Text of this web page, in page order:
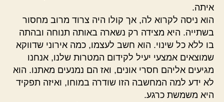
איתה.
הוא ניסה לקרוא לה, אך קולו היה צרוד מרוב מחסור
בשתייה. היא מצידה רק נשארה באותה תנוחה ובהתה
בו ללא כל שינוי. הוא חשב לעצמו, כמה אירוני שדווקא
שמוצאים אמצעי יעיל לקידום המטרות שלנו, אנחנו
מגיעים אליהם חסרי אונים, ואז הם נמנעים מאתנו. הוא
לא ידע למה המחשבה הזו שודרה במוחו, ואיזה תפקיד
היא משמשת כרגע.